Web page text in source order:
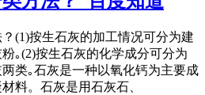
(1)按生石灰的加工情况可分为建
｡(2)按生石灰的化学成分可分为
类｡石灰是一种以氧化钙为主要成
料。石灰是用石灰石、